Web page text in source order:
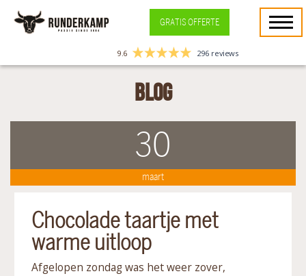
GRATIS OFFERTE
9.6 296 reviews
Blog
30
maart
Chocolade taartje met
warme uitloop
Afgelopen zondag was het weer zover,